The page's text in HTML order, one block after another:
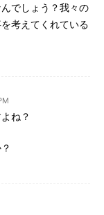
でしょう？我々の
考えてくれている
ね？